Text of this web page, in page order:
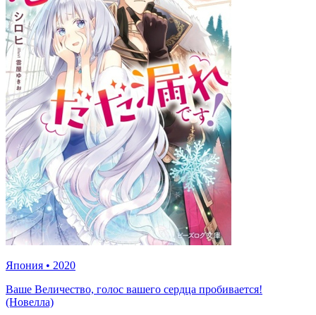
Япония • 2020
Ваше Величество, голос вашего сердца пробивается!
(Новелла)